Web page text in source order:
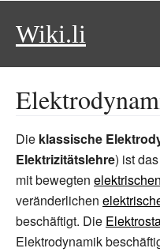
Wiki.li
Die klassische
Elektrizitätslehre) ist
mit bewegten
veränderlichen
beschäftigt. Die
Elektrodynamik